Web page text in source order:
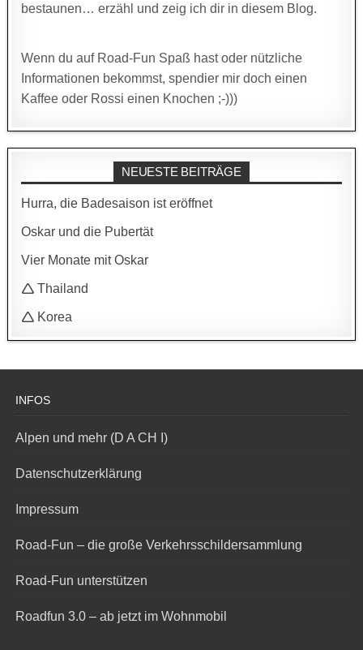
bestaunen… erzähl und zeig ich dir in diesem Blog.
Wenn du auf Road-Fun Spaß hast oder nützliche
Informationen bekommst, spendier mir doch einen
Kaffee oder Rossi einen Knochen ;-)))
NEUESTE BEITRÄGE
Hurra, die Badesaison ist eröffnet
Oskar und die Pubertät
Vier Monate mit Oskar
🛆 Thailand
🛆 Korea
INFOS
Alpen und mehr (D A CH I)
Datenschutzerklärung
Impressum
Road-Fun – die große Verkehrsschildersammlung
Road-Fun unterstützen
Roadfun 3.0 – ab jetzt im Wohnmobil